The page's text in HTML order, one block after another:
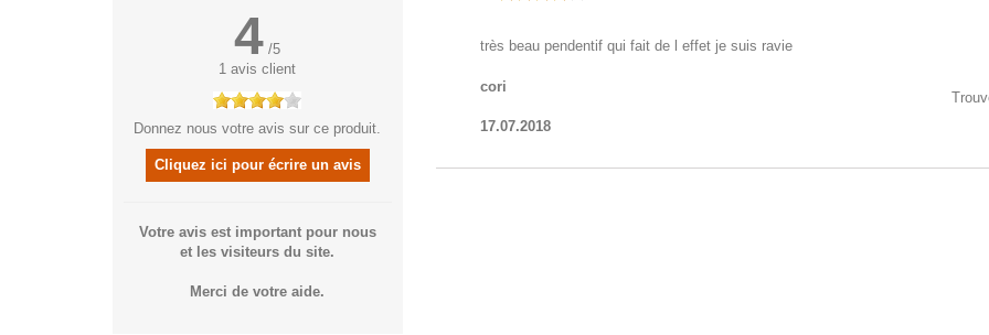
4 /5
1 avis client
Donnez nous votre avis sur ce produit.
Cliquez ici pour écrire un avis
Votre avis est important pour nous
et les visiteurs du site.
Merci de votre aide.
très beau pendentif qui fait de l effet je suis ravie
cori
17.07.2018